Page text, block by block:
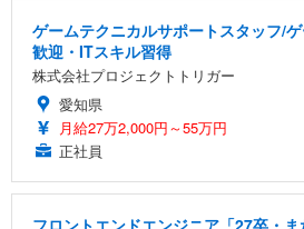
ゲームテクニカルサポートスタッフ/
歓迎・ITスキル習得
株式会社プロジェクトトリガー
愛知県
月給27万2,000円～55万円
正社員
フロントエンドエンジニア「27卒・